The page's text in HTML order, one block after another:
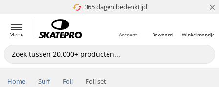
365 dagen bedenktijd
4.8 van 5 ×
Menu Winkelmandje
Bewaard
Account
Home Surf Foil Foil set